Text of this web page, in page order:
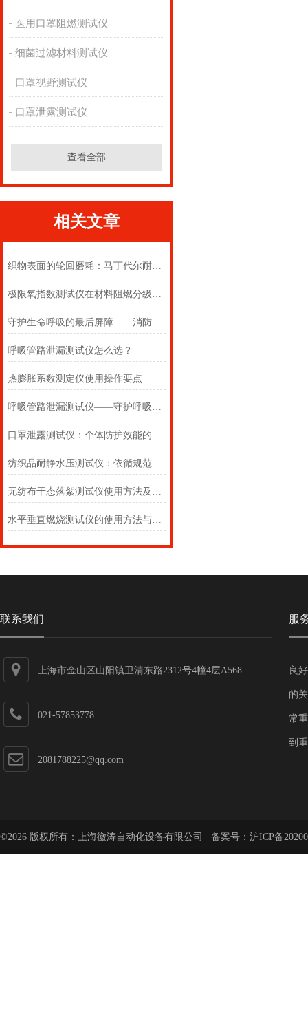
医用口罩阻燃测试仪
细菌过滤材料测试仪
口罩视野测试仪
口罩泄露测试仪
查看全部
相关文章
织物表面的轮回磨耗：马丁代尔耐磨仪在多点轨迹与压力恒定下的耐用叙事
极限氧指数测试仪在材料阻燃分级中的浓度边界判定
守护生命呼吸的最后屏障——消防自救呼吸器防护性能测试仪的全面检测
呼吸管路泄漏测试仪怎么选？
热膨胀系数测定仪使用操作要点
呼吸管路泄漏测试仪——守护呼吸类医疗器械安全的精密检测方案
口罩泄露测试仪：个体防护效能的科学评估仪器
纺织品耐静水压测试仪：依循规范，精准测防渗
无纺布干态落絮测试仪使用方法及注意事项详解
水平垂直燃烧测试仪的使用方法与注意事项
联系我们
上海市金山区山阳镇卫清东路2312号4幢4层A568
021-57853778
2081788225@qq.com
服
良
的
常
到
©2026 版权所有：上海徽涛自动化设备有限公司 备案号： 沪ICP备